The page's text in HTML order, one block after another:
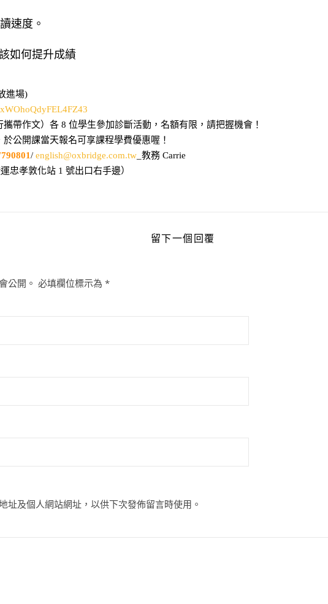
速度。
如何提升成績
進場)
帶作文）各 8 位學生參加診斷活動，名額有限，請把握機會！
公開課當天報名可享課程學費優惠喔！
/ english@oxbridge.com.tw _教務 Carrie
忠孝敦化站 1 號出口右手邊）
留下一個回覆
公開。 必填欄位標示為 *
址及個人網站網址，以供下次發佈留言時使用。